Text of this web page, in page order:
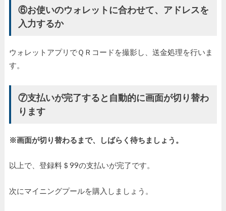
⑥お使いのウォレットに合わせて、アドレスを
入力するか
ウォレットアプリでＱＲコードを撮影し、送金処理を行いま
す。
⑦支払いが完了すると自動的に画面が切り替わ
ります
※画面が切り替わるまで、しばらく待ちましょう。
以上で、登録料＄99の支払いが完了です。
次にマイニングプールを購入しましょう。